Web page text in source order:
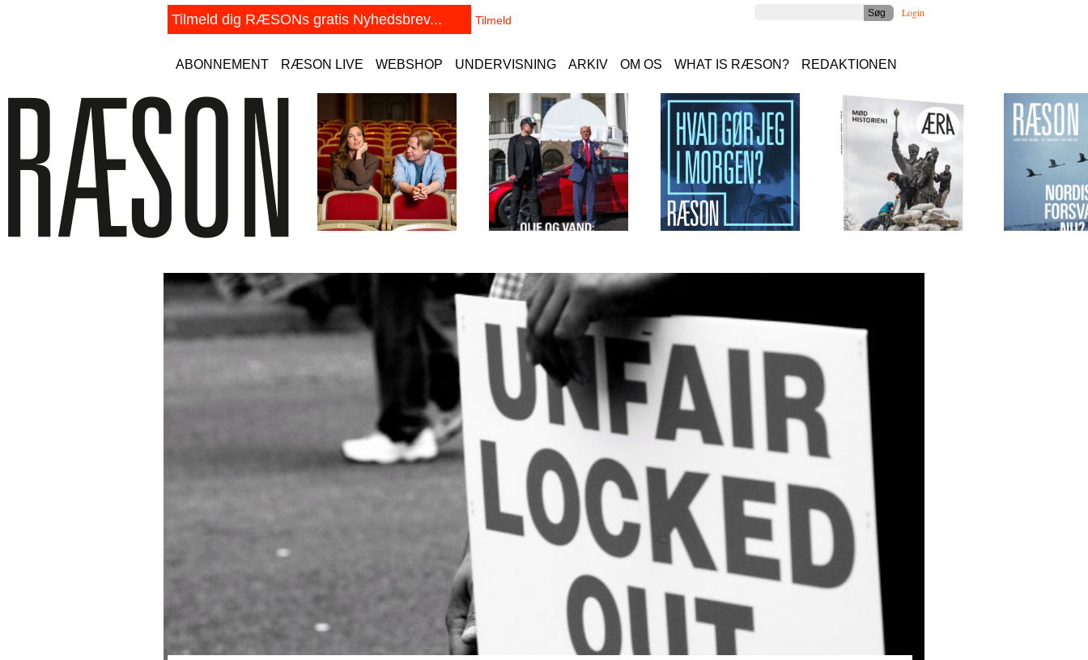
Login
ABONNEMENT RÆSON LIVE WEBSHOP UNDERVISNING ARKIV OM OS WHAT IS RÆSON? REDAKTIONEN